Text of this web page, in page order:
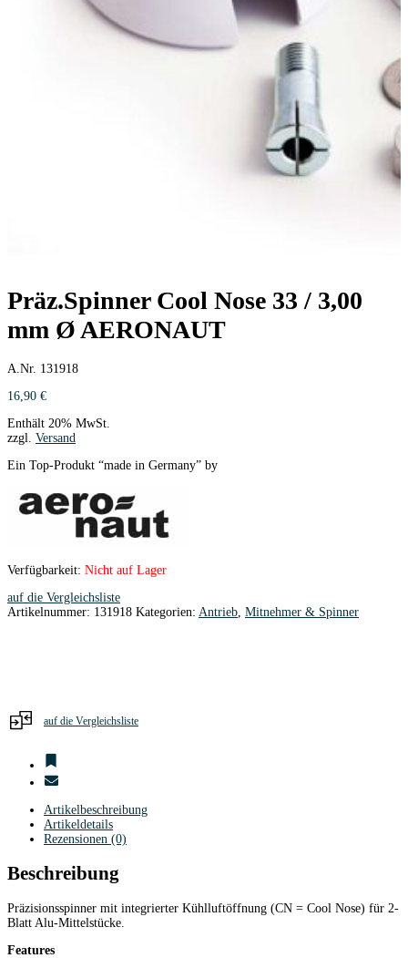
Präz.Spinner Cool Nose 33 / 3,00
mm Ø AERONAUT
A.Nr. 131918
16,90 €
Enthält 20% MwSt.
zzgl. Versand
Ein Top-Produkt “made in Germany” by
Verfügbarkeit: Nicht auf Lager
auf die Vergleichsliste
Artikelnummer: 131918 Kategorien: Antrieb Mitnehmer & Spinner
auf die Vergleichsliste
Artikelbeschreibung
Artikeldetails
Rezensionen (0)
Beschreibung
Präzisionsspinner mit integrierter Kühlluftöffnung (CN = Cool Nose) für 2-
Blatt Alu-Mittelstücke.
Features